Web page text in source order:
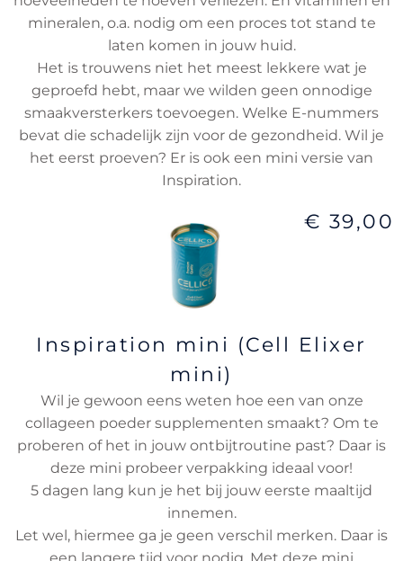
mineralen, o.a. nodig om een proces tot stand te
laten komen in jouw huid.
Het is trouwens niet het meest lekkere wat je
geproefd hebt, maar we wilden geen onnodige
smaakversterkers toevoegen. Welke E-nummers
bevat die schadelijk zijn voor de gezondheid. Wil je
het eerst proeven? Er is ook een mini versie van
Inspiration.
€ 39,00
Inspiration mini (Cell Elixer
mini)
Wil je gewoon eens weten hoe een van onze
collageen poeder supplementen smaakt? Om te
proberen of het in jouw ontbijtroutine past? Daar is
deze mini probeer verpakking ideaal voor!
5 dagen lang kun je het bij jouw eerste maaltijd
innemen.
Let wel, hiermee ga je geen verschil merken. Daar is